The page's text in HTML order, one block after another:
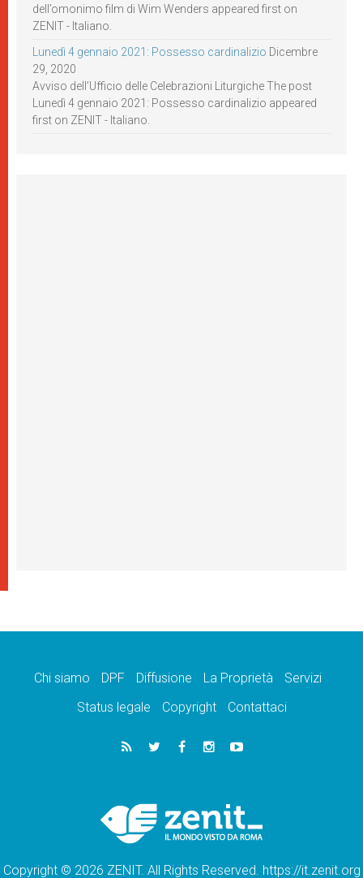
dell’omonimo film di Wim Wenders appeared first on
ZENIT - Italiano.
Lunedì 4 gennaio 2021: Possesso cardinalizio Dicembre
29, 2020
Avviso dell’Ufficio delle Celebrazioni Liturgiche The post
Lunedì 4 gennaio 2021: Possesso cardinalizio appeared
first on ZENIT - Italiano.
Chi siamo DPF Diffusione La Proprietà
Servizi
Status legale
Copyright Contattaci
Copyright © 2026 ZENIT. All Rights Reserved. https://it.zenit.org